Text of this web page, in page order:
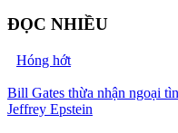
ĐỌC NHIỀU
Hóng hớt
Bill Gates thừa nhận ngoại
Jeffrey Epstein